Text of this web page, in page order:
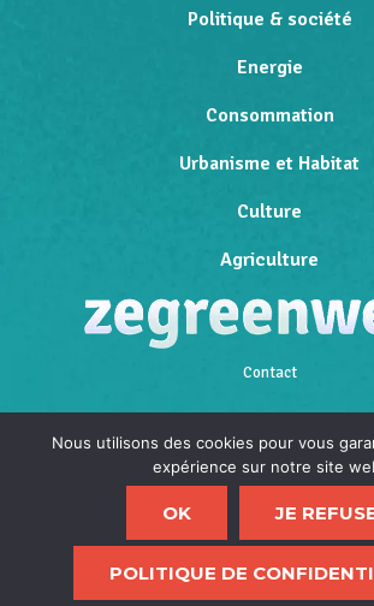
Politique & société
Energie
Consommation
Urbanisme et Habitat
Culture
Agriculture
Contact
Mentions légales
Politique de confidentialité
Nous utilisons des cookies pour vous
expérience sur notre site
OK JE
POLITIQUE DE